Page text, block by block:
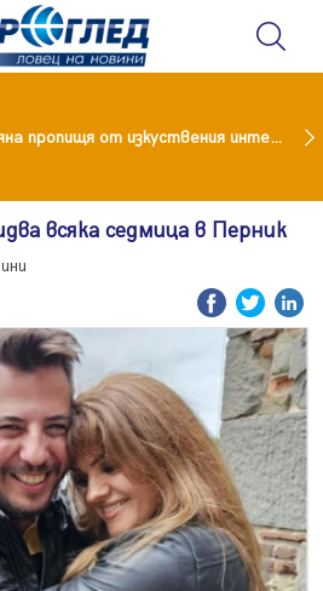
Лияна пропищя от изкуствения интелект
всяка седмица в Перник